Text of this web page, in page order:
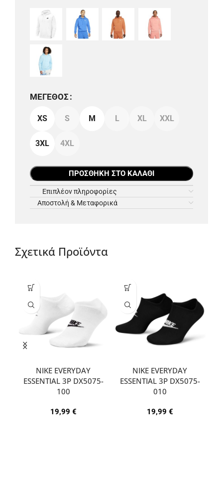
ΜΈΓΕΘΟΣ
XS S M L XL XXL
3XL 4XL
ΠΡΟΣΘΉΚΗ ΣΤΟ ΚΑΛΆΘΙ
Επιπλέον πληροφορίες
Αποστολή & Μεταφορικά
Σχετικά Προϊόντα
NIKE EVERYDAY
ESSENTIAL 3P DX5075-
100
19,99 €
NIKE EVERYDAY
ESSENTIAL 3P DX5075-
010
19,99 €